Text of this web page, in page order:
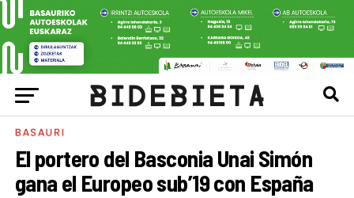
BASAURI
El portero del Basconia Unai Simón
gana el Europeo sub’19 con España